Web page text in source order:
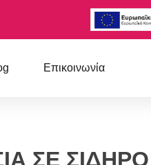
Επικοινωνία
ΣΕ